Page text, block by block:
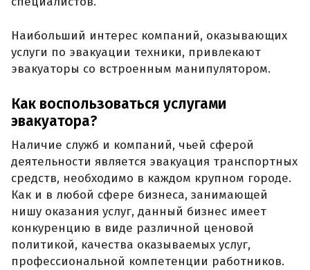
Наибольший интерес компаний, оказывающих
услуги по эвакуации техники, привлекают
эвакуаторы со встроенным манипулятором.
Как воспользоваться услугами
эвакуатора?
Наличие служб и компаний, чьей сферой
деятельности является эвакуация транспортных
средств, необходимо в каждом крупном городе.
Как и в любой сфере бизнеса, занимающей
нишу оказания услуг, данный бизнес имеет
конкуренцию в виде различной ценовой
политикой, качества оказываемых услуг,
профессиональной компетенции работников.